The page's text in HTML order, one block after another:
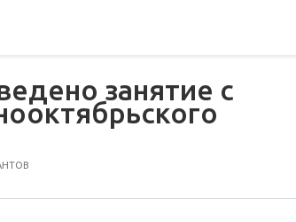
занятие с